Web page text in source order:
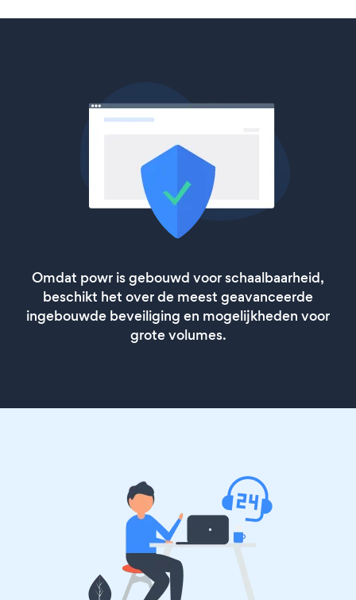
Omdat powr is gebouwd voor schaalbaarheid,
beschikt het over de meest geavanceerde
ingebouwde beveiliging en mogelijkheden voor
grote volumes.